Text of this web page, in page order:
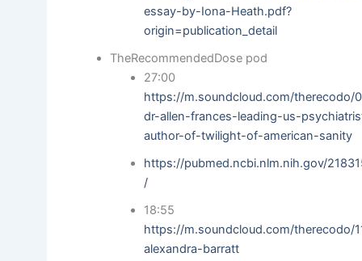
essay-by-Iona-Heath.pdf?
origin=publication_detail
TheRecommendedDose pod
27:00
https://m.soundcloud.com/therecodo/
dr-allen-frances-leading-us-
author-of-twilight-of-american-sanity
https://pubmed.ncbi.nlm.nih.gov/
/
18:55
https://m.soundcloud.com/therecodo/
alexandra-barratt